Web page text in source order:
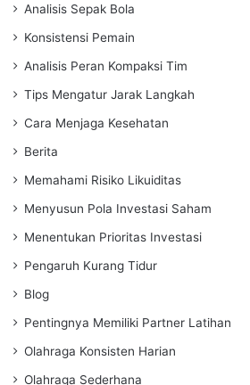
Analisis Sepak Bola
Konsistensi Pemain
Analisis Peran Kompaksi Tim
Tips Mengatur Jarak Langkah
Cara Menjaga Kesehatan
Berita
Memahami Risiko Likuiditas
Menyusun Pola Investasi Saham
Menentukan Prioritas Investasi
Pengaruh Kurang Tidur
Blog
Pentingnya Memiliki Partner Latihan
Olahraga Konsisten Harian
Olahraga Sederhana